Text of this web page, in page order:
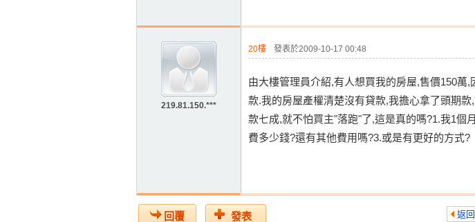
219.81.150.***
20樓 發表於2009-10-17 00:48
由大樓管理員介紹,有人想買我的房屋,售價150
款.我的房屋產權清楚沒有貸款,我擔心拿了頭期
款七成,就不怕買主"落跑"了,這是真的嗎?1.我1個
費多少錢?還有其他費用嗎?3.或是有更好的方式?
回覆 發表 返